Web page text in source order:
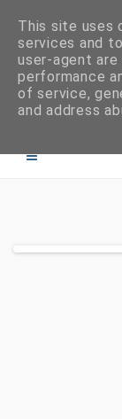
This site uses
services and
user-agent
performance
of service,
and address